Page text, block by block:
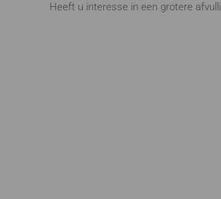
Heeft u interesse in een grotere